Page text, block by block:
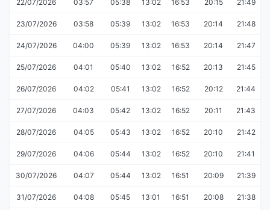
22/07/2026 03:57 05:38 13:02 16:53 20:15 21:49
23/07/2026 03:58 05:39 13:02 16:53 20:14 21:48
24/07/2026 04:00 05:39 13:02 16:53 20:14 21:47
25/07/2026 04:01 05:40 13:02 16:52 20:13 21:45
26/07/2026 04:02 05:41 13:02 16:52 20:12 21:44
27/07/2026 04:03 05:42 13:02 16:52 20:11 21:43
28/07/2026 04:05 05:43 13:02 16:52 20:10 21:42
29/07/2026 04:06 05:44 13:02 16:52 20:10 21:41
30/07/2026 04:07 05:44 13:02 16:51 20:09 21:39
31/07/2026 04:08 05:45 13:01 16:51 20:08 21:38